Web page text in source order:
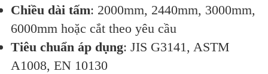
Chiều dài tấm: 2000mm, 2440mm, 3000mm,
6000mm hoặc cắt theo yêu cầu
Tiêu chuẩn áp dụng: JIS G3141, ASTM
A1008, EN 10130